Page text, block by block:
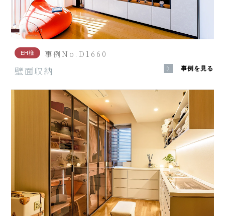
EH様 事例No.D1660
壁面収納 事例を見る